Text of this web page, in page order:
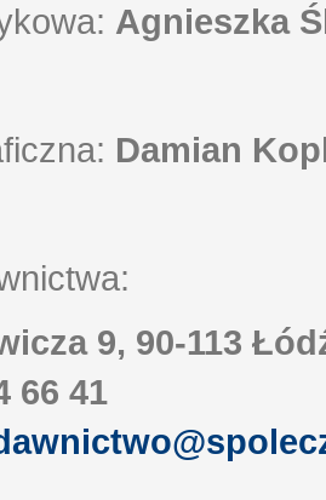
Agnieszka
Damian
9, 90-113
66 41